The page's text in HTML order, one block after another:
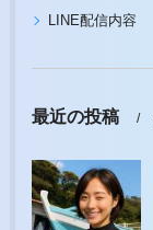
LINE配信内容
最近の投稿